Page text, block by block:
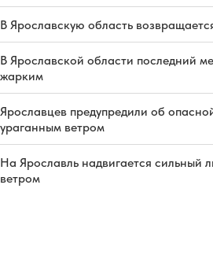
В Ярославскую область
В Ярославской области последний
жарким
Ярославцев предупредили об
ураганным ветром
На Ярославль надвигается сильный
ветром